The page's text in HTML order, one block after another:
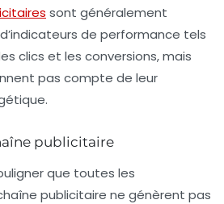
sont généralement
de performance tels
clics et les conversions, mais
pas compte de leur
publicitaire
que toutes les
publicitaire ne génèrent pas